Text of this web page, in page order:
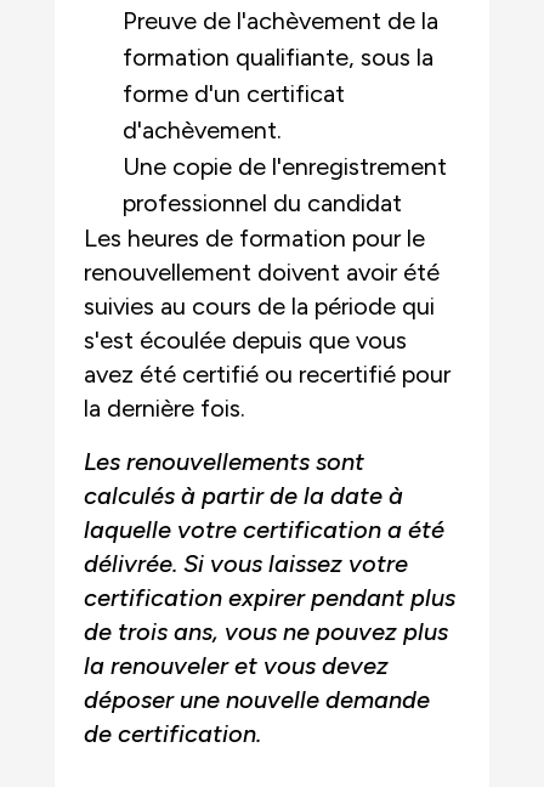
Preuve de l'achèvement de la
formation qualifiante, sous la
forme d'un certificat
d'achèvement.
Une copie de l'enregistrement
professionnel du candidat
Les heures de formation pour le
renouvellement doivent avoir été
suivies au cours de la période qui
s'est écoulée depuis que vous
avez été certifié ou recertifié pour
la dernière fois.
Les renouvellements sont
calculés à partir de la date à
laquelle votre certification a été
délivrée. Si vous laissez votre
certification expirer pendant plus
de trois ans, vous ne pouvez plus
la renouveler et vous devez
déposer une nouvelle demande
de certification.